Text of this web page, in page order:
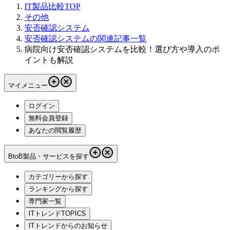
IT製品比較TOP
その他
安否確認システム
安否確認システムの関連記事一覧
病院向け安否確認システムを比較！選び方や導入のポ
イントも解説
マイメニュー
ログイン
無料会員登録
あなたの閲覧履歴
BtoB製品・サービスを探す
カテゴリーから探す
ランキングから探す
専門家一覧
ITトレンドTOPICS
ITトレンドからのお知らせ